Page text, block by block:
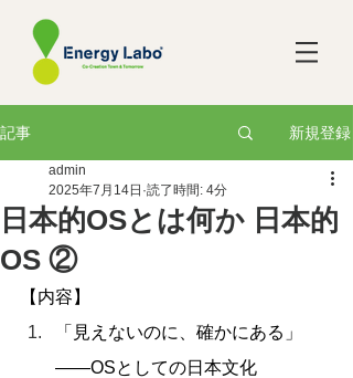
記事 新規登録
日本的OSとは何か 日本的
OS ②
admin
2025年7月14日 読了時間: 4分
【内容】
「見えないのに、確かにある」
――OSとしての日本文化